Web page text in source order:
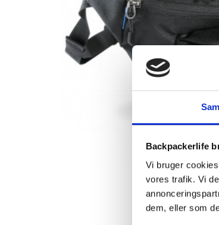
Backpackerlife
Vi bruger
vores trafik. Vi
dem, eller som